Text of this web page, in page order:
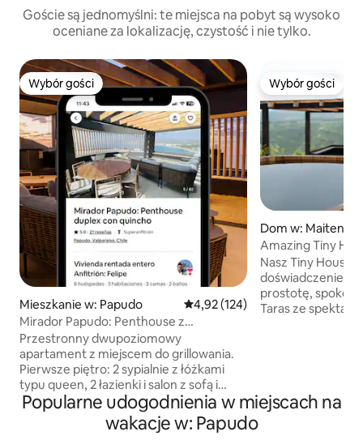
Goście są jednomyślni: te miejsca na pobyt są wysoko
oceniane za lokalizację, czystość i nie tylko.
Wybór gości
Wybór gości
Mieszkanie w: Papudo Średnia ocena: 4,92 na 5, liczba
4,92 (124)
Mirador Papudo: Penthouse z
prywatnym miejscem do grillowania
Przestronny dwupoziomowy
apartament z miejscem do grillowania.
Pierwsze piętro: 2 sypialnie z łóżkami
typu queen, 2 łazienki i salon z sofą i
łóżkiem piętrowym. Drugie piętro: salon,
jadalnia i w pełni wyposażona kuchnia.
Na miejscu znajduje się duże miejsce do
Wybór gości
Wybór gości
Dom w:
Amazing Tiny
Nasz Tiny House
doświadczenie,
prostotę, spokój i
Taras ze
prywatne
Popularne udogodnienia w miejscach na
wakacje w: Papudo